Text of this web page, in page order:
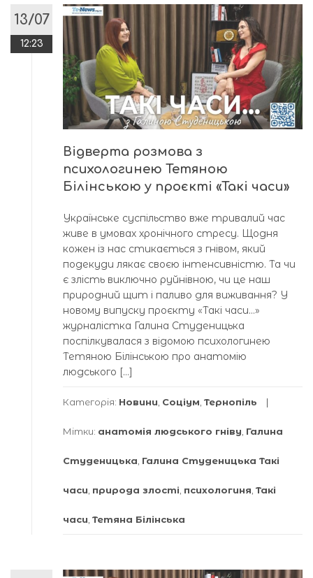
13/07
12:23
Відверта розмова з
психологинею Тетяною
Білінською у проєкті «Такі часи»
Українське суспільство вже тривалий час
живе в умовах хронічного стресу. Щодня
кожен із нас стикається з гнівом, який
подекуди лякає своєю інтенсивністю. Та чи
є злість виключно руйнівною, чи це наш
природний щит і паливо для виживання? У
новому випуску проєкту «Такі часи…»
журналістка Галина Студеницька
поспілкувалася з відомою психологинею
Тетяною Білінською про анатомію
людського […]
Категорія: Новини Соціум Тернопіль
Мітки: анатомія людського гніву Галина
Студеницька Галина Студеницька Такі
часи природа злості психологиня Такі
часи Тетянa Білінськa